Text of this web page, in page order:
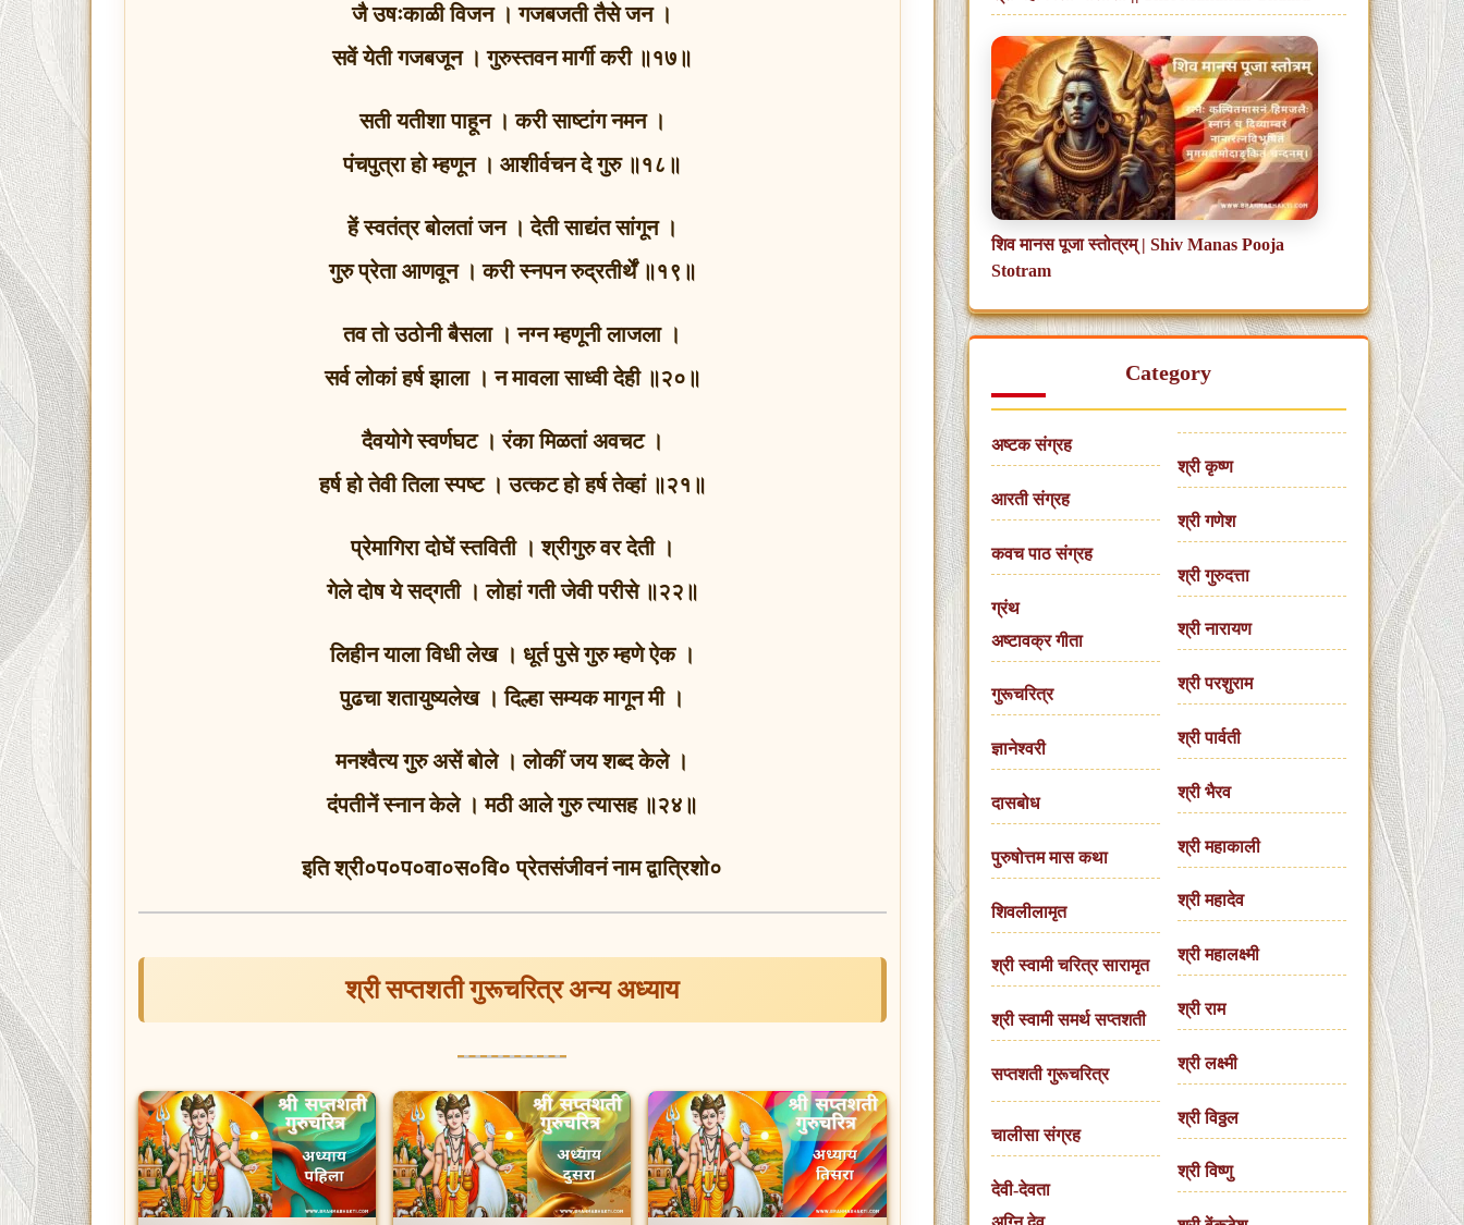
जै उषःकाळी विजन । गजबजती तैसे जन ।
सवें येती गजबजून । गुरुस्तवन मार्गी करी ॥१७॥
सती यतीशा पाहून । करी साष्टांग नमन ।
पंचपुत्रा हो म्हणून । आशीर्वचन दे गुरु ॥१८॥
हें स्वतंत्र बोलतां जन । देती साद्यंत सांगून ।
गुरु प्रेता आणवून । करी स्नपन रुद्रतीर्थें ॥१९॥
तव तो उठोनी बैसला । नग्न म्हणूनी लाजला ।
सर्व लोकां हर्ष झाला । न मावला साध्वी देही ॥२०॥
दैवयोगे स्वर्णघट । रंका मिळतां अवचट ।
हर्ष हो तेवी तिला स्पष्ट । उत्कट हो हर्ष तेव्हां ॥२१॥
प्रेमागिरा दोघें स्तविती । श्रीगुरु वर देती ।
गेले दोष ये सद्‌गती । लोहां गती जेवी परीसे ॥२२॥
लिहीन याला विधी लेख । धूर्त पुसे गुरु म्हणे ऐक ।
पुढचा शतायुष्यलेख । दिल्हा सम्यक मागून मी ।
मनश्वैत्य गुरु असें बोले । लोकीं जय शब्द केले ।
दंपतीनें स्नान केले । मठी आले गुरु त्यासह ॥२४॥
इति श्री०प०प०वा०स०वि० प्रेतसंजीवनं नाम द्वात्रिशो०
श्री सप्तशती गुरूचरित्र अन्य अध्याय
शिव मानस पूजा स्तोत्रम् | Shiv Manas Pooja
Stotram
Category
अष्टक संग्रह
आरती संग्रह
कवच पाठ संग्रह
ग्रंथ
अष्टावक्र गीता
गुरूचरित्र
ज्ञानेश्वरी
दासबोध
पुरुषोत्तम मास कथा
शिवलीलामृत
श्री स्वामी चरित्र सारामृत
श्री स्वामी समर्थ सप्तशती
सप्तशती गुरूचरित्र
चालीसा संग्रह
देवी-देवता
श्री कृष्ण
श्री गणेश
श्री गुरुदत्ता
श्री नारायण
श्री परशुराम
श्री पार्वती
श्री भैरव
श्री महाकाली
श्री महादेव
श्री महालक्ष्मी
श्री राम
श्री लक्ष्मी
श्री विठ्ठल
श्री विष्णु